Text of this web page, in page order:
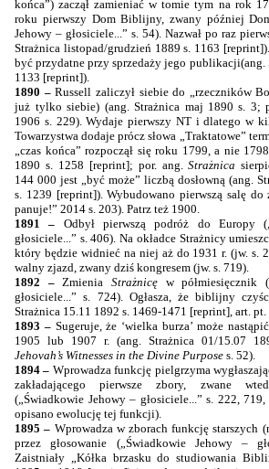
końca”) zaczął zamieniać w tomie tym na rok
roku pierwszy Dom Biblijny, zwany później
Jehowy – głosiciele...” s. 54). Nazwał po raz
Strażnica listopad/grudzień 1889 s. 1163 [reprint]
być przydatne przy sprzedaży jego publikacji(ang.
1133 [reprint]).
1890 –Russell zaliczył siebie do „rzeczników
już tylko siebie) (ang. Strażnica maj 1890 s. 3;
1906 s. 229). Wydaje pierwszy NT i dlatego w
Towarzystwa dodaje prócz słowa „Traktatowe”
„czas końca” rozpoczął się roku 1799, a nie
1890 s. 1258 [reprint]; por. ang.Strażnica
144 000 jest „być może” liczbą dosłowną (ang.
s. 1239 [reprint]). Wybudowano pierwszą salę do
panuje!” 2014 s. 203). Patrz też 1900.
1891 – Odbył pierwszą podróż do Europy
głosiciele...” s. 406). Na okładce Strażnicy
który będzie widnieć na niej aż do 1931 r. (jw. s.
walny zjazd, zwany dziś kongresem (jw. s. 719).
1892 –Zmienia Strażnicęw półmiesięcznik
głosiciele...” s. 724). Ogłasza, że biblijny
Strażnica 15.11 1892 s. 1469-1471 [reprint], art. pt.
1893 – Sugeruje, że ‘wielka burza’ może
1905 lub 1907 r. (ang. Strażnica 01/15.07
Jehovah’s Witnesses in the Divine Purpose s. 52).
1894 – Wprowadza funkcję pielgrzyma
zakładającego pierwsze zbory, zwane
(„Świadkowie Jehowy – głosiciele...” s. 222,
opisano ewolucję tej funkcji).
1895 – Wprowadza w zborach funkcję starszych
przez głosowanie („Świadkowie Jehowy –
Zaistniały „Kółka brzasku do studiowania